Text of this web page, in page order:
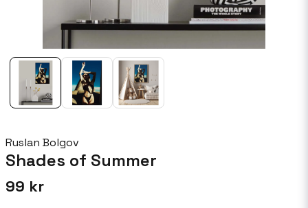
Ruslan Bolgov
Shades of Summer
99 kr